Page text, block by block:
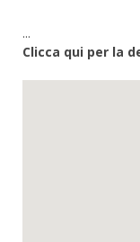
...
Clicca qui per la